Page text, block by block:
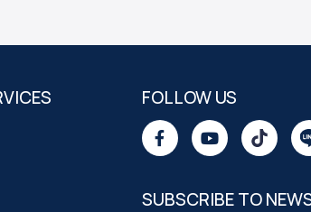
FOLLOW US
SUBSCRIBE TO